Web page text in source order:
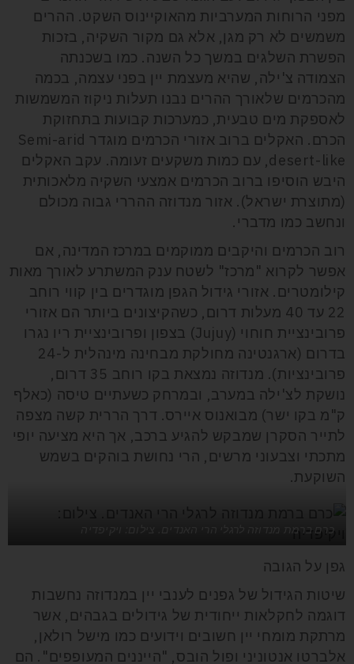
מפני הרוחות המערביות מהאוקיינוס השקט. ההרים
משמשים לא רק מגן, אלא גם מקור השקיה, בזכות
הפשרת השלגים במשך כל השנה. כמו בשכנתה
הצמודה צ'ילה, שהיא מעצמת יין בפני עצמה, בכמה
מהכרמים שלאורך ההרים נבנו תעלות ניקוז המשמשות
לאספקת מים טבעית, כמערכות קבועות בתחזוקת
הכרם. האקלים ברוב אזורי הכרמים מוגדר Semi-arid
desert-like, עם כמות משקעים זעומה. עקב האקלים
היבש הוסיפו ברוב הכרמים אמצעי השקיה מלאכותית
(מתוצרת ישראל). אזור מנדוזה ההררי גבוה מכולם
ונחשב כמו מדברי.
רוב הכרמים והיקבים ממוקמים במרכז המדינה, אם
אפשר לקרוא "מרכז" לשטח ענק המשתרע לאורך מאות
קילומטרים. אזורי גידול הגפן מוגדרים בין קווי רוחב
22 עד 40 מעלות דרום, כשהקיצונים ביותר הם אזורי
פרובינציית חוחוי (Jujuy) בצפון ופרובינציית ריו נגרו
בדרום (ארגנטינה מחולקת מבחינה מינהלית ל-24
פרובינציות). מנדוזה נמצאת בקו רוחב 35 דרום,
נושקת לצ'ילה במערב, ובמרחק כשעתיים טיסה (כאלף
ק"מ בקו ישר) מבואנוס איירס. דרך הררית קשה מצפה
לתייר הסקרן שמבקש להגיע ברכב, אך היא מציעה יופי
מתכתי וצבעוני מרשים, הרי נחושת בוהקים בשמש
השוקעת.
כרם ברמת מנדוזה לרגלי הרי האנדים. צילום: ויקיפדיה
גפן על הגובה
שיטות הגידול של גפנים לענבי יין במנדוזה נחשבות
דוגמה לחקלאות ייחודית של גידולים בגבהים, אשר
מרתקת מומחי יין חשובים וידועים כמו מישל רולאן,
אלברטו אנטוניני ופול הובס, "הייננים המעופפים". הם